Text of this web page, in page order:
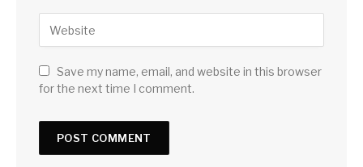
Save my name, email, and website in this browser
for the next time I comment.